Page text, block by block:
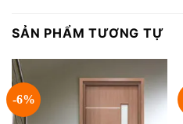
SẢN PHẨM TƯƠNG TỰ
-6%